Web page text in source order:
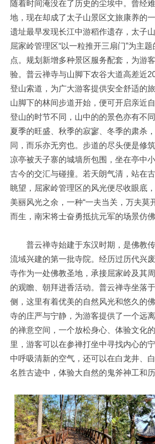
随着时间淹没在了历史的尘埃中。曾经
地，现在却成了太子山景区文旅康养的
遗址最早发现长江中游稻作遗存，太子
屈家岭管理区“以一粒推开三扇门”为主
点。规划新增多种景区服务配套，为游
验。普云禅寺与山脚下农谷大道高差近
登山索道，为广大游客提供安全舒适的
山脚下的林间步道开始，便可开启亲近
登山的时节不同，山中的的景色亦有不
夏季的旺盛、秋季的寂寥、冬季的肃杀
同，而乐亦无穷也。步道的尽头便是修
凉亭被天子寨的城墙所包围，坐在亭中
古今的交汇与碰撞。若天朗气清，站在
眺望，屈家岭管理区的风光便尽收眼底
美丽风光之余，一种“一夫当关，万夫莫
而生，南宋将士奋勇抵抗元军的场景仿佛
普云禅寺始建于东汉时期，是佛教传
流域兴建的第一批寺院。经历过历代兴
寺作为一处佛教圣地，承接屈家岭及其
的观瞻、朝拜进香活动。普云禅寺坐落
侧，这里有着优美的自然风光和悠久的
寺的庄严与宁静，为游客提供了一个远
的禅意空间，一个放松身心、体验文化
里，游客可以在参禅打坐中寻找内心的
中呼吸清新的空气，还可以在白龙井、
名胜古迹中，体验大自然的鬼斧神工和历